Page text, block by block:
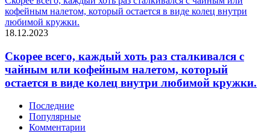
кофейным налетом, который остается в виде колец внутри
любимой кружки.
18.12.2023
Скорее всего, каждый хоть раз сталкивался с
чайным или кофейным налетом, который
остается в виде колец внутри любимой кружки.
Последние
Популярные
Комментарии